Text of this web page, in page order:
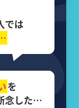
では
を
念した…